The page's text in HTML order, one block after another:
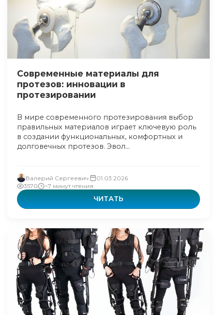
Современные материалы для
протезов: инновации в
протезировании
В мире современного протезирования выбор
правильных материалов играет ключевую роль
в создании функциональных, комфортных и
долговечных протезов. Эвол...
Валерий Сергеевич
01.03.2026
3570
~7 минут чтения
ЧИТАТЬ